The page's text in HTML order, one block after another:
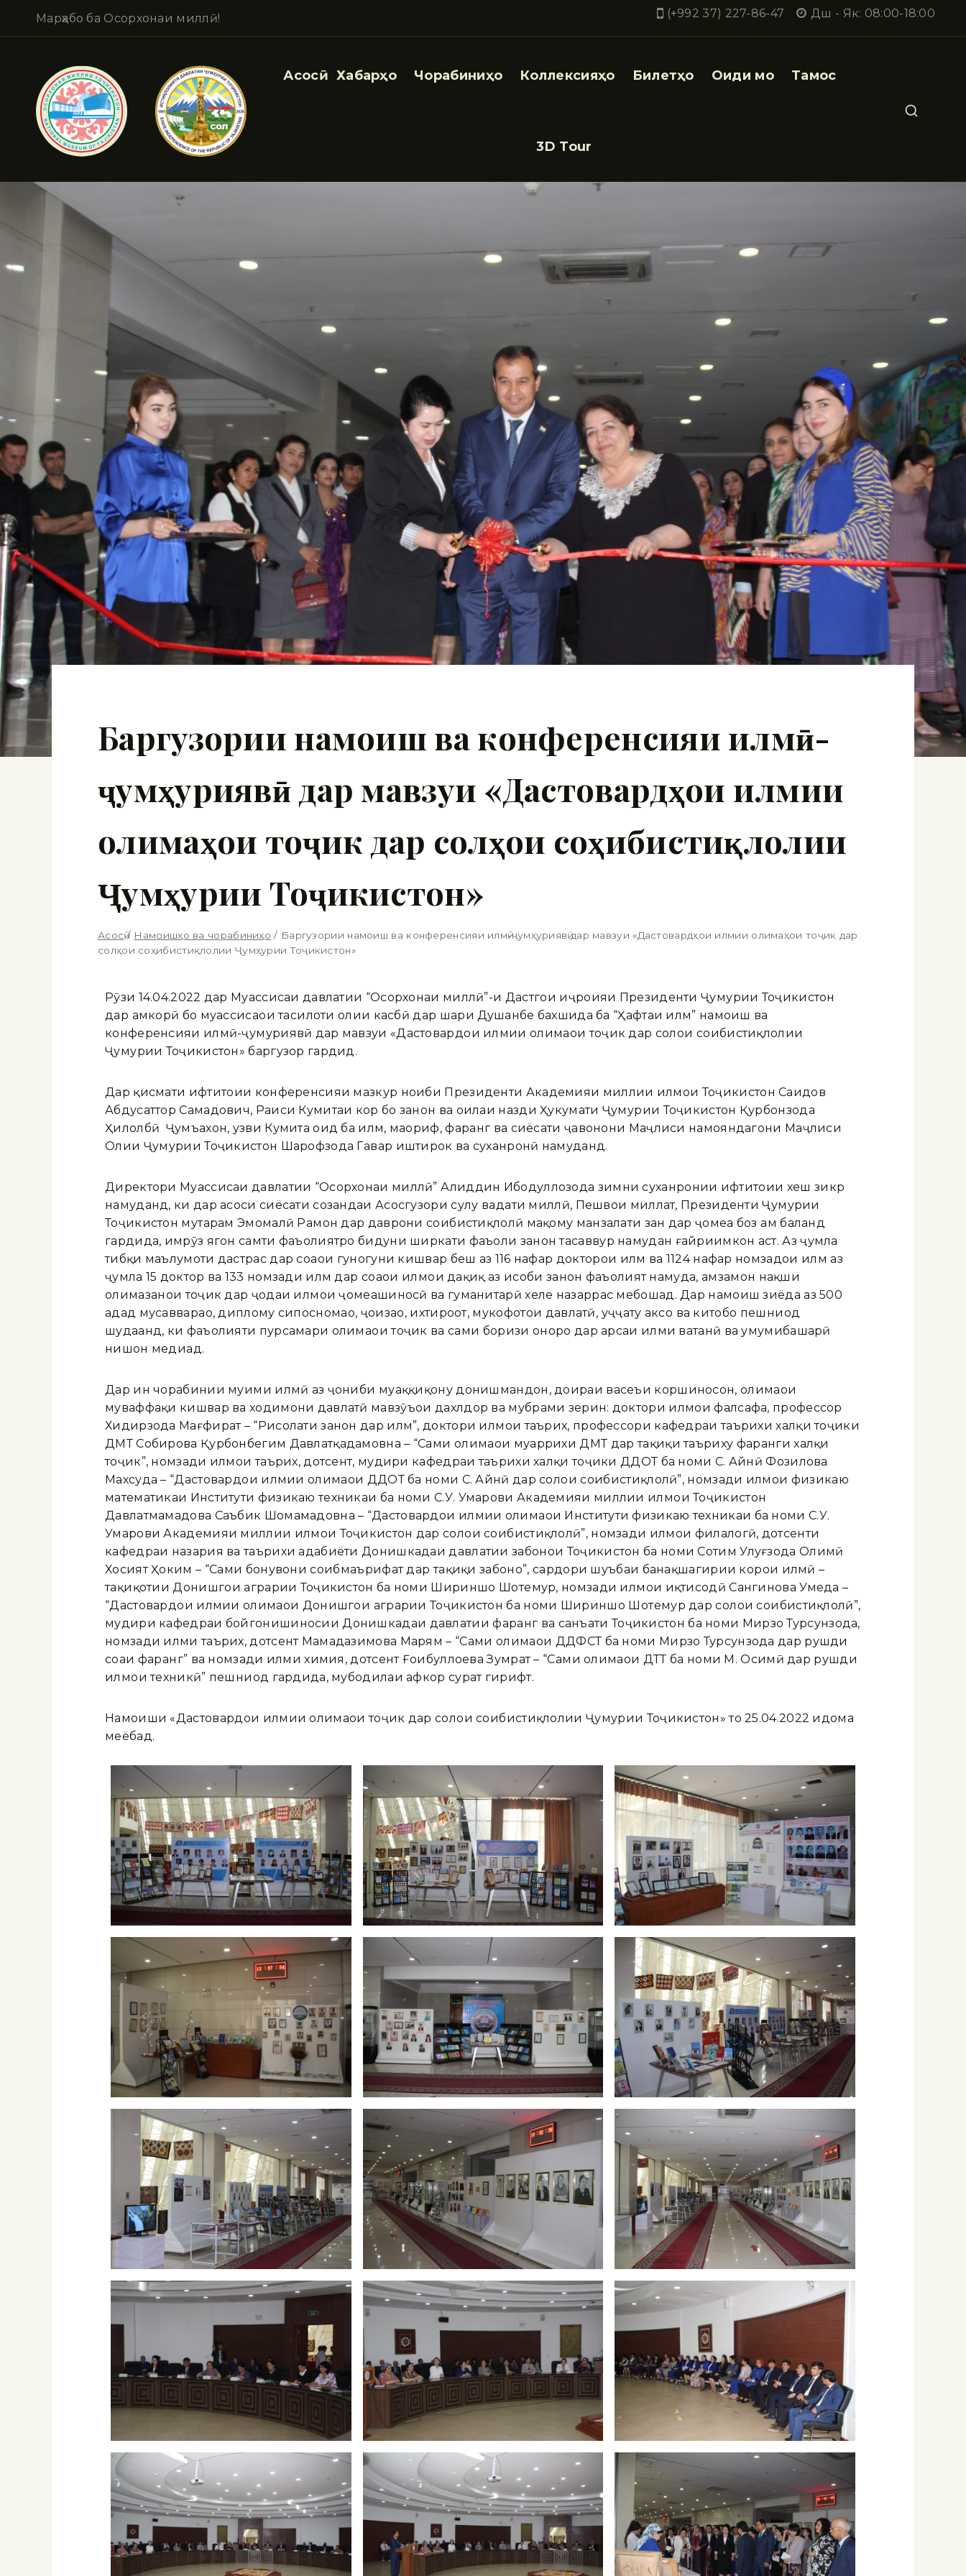
Марҳабо ба Осорхонаи миллӣ! (+992 37) 227-86-47 Дш - Як: 08:00-18:00
Асосӣ Хабарҳо Чорабиниҳо Коллексияҳо Билетҳо Оиди мо Тамос
3D Tour
Баргузории намоиш ва конференсияи илмӣ-
ҷумҳуриявӣ дар мавзуи «Дастовардҳои илмии
олимаҳои тоҷик дар солҳои соҳибистиқлолии
Ҷумҳурии Тоҷикистон»
Асосӣ / Намоишҳо ва чорабиниҳо / Баргузории намоиш ва конференсияи илмӣ-ҷумҳуриявӣ дар мавзуи «Дастовардҳои илмии олимаҳои тоҷик дар
солҳои соҳибистиқлолии Ҷумҳурии Тоҷикистон»
Рӯзи 14.04.2022 дар Муассисаи давлатии “Осорхонаи миллӣ”-и Дастгоҳи иҷроияи Президенти Ҷумҳурии Тоҷикистон
дар ҳамкорӣ бо муассисаҳои таҳсилоти олии касбӣ дар шаҳри Душанбе бахшида ба “Ҳафтаи илм” намоиш ва
конференсияи илмӣ-ҷумҳуриявӣ дар мавзуи «Дастовардҳои илмии олимаҳои тоҷик дар солҳои соҳибистиқлолии
Ҷумҳурии Тоҷикистон» баргузор гардид.
Дар қисмати ифтитоҳии конференсияи мазкур ноиби Президенти Академияи миллии илмҳои Тоҷикистон Саидов
Абдусаттор Самадович, Раиси Кумитаи кор бо занон ва оилаи назди Ҳукумати Ҷумҳурии Тоҷикистон Қурбонзода
Ҳилолбӣ Ҷумъахон, узви Кумита оид ба илм, маориф, фарҳанг ва сиёсати ҷавонони Маҷлиси намояндагони Маҷлиси
Олии Ҷумҳурии Тоҷикистон Шарофзода Гавҳар иштирок ва суханронӣ намуданд.
Директори Муассисаи давлатии “Осорхонаи миллӣ” Аҳлиддин Ибодуллозода зимни суханронии ифтитоҳии хеш зикр
намуданд, ки дар асоси сиёсати созандаи Асосгузори сулҳу ваҳдати миллӣ, Пешвои миллат, Президенти Ҷумҳурии
Тоҷикистон муҳтарам Эмомалӣ Раҳмон дар даврони соҳибистиқлолӣ мақому манзалати зан дар ҷомеа боз ҳам баланд
гардида, имрӯз ягон самти фаъолиятро бидуни ширкати фаъоли занон тасаввур намудан ғайриимкон аст. Аз ҷумла
тибқи маълумоти дастрас дар соҳаҳои гуногуни кишвар беш аз 116 нафар докторҳои илм ва 1124 нафар номзадҳои илм аз
ҷумла 15 доктор ва 133 номзади илм дар соҳаҳои илмҳои дақиқ аз ҳисоби занон фаъолият намуда, ҳамзамон нақши
олимазанҳои тоҷик дар ҷодаи илмҳои ҷомеашиносӣ ва гуманитарӣ хеле назаррас мебошад. Дар намоиш зиёда аз 500
адад мусаввараҳо, диплому сипосномаҳо, ҷоизаҳо, ихтироот, мукофотҳои давлатӣ, ҳуҷҷату аксҳо ва китобҳо пешниҳод
шудаанд, ки фаъолияти пурсамари олимаҳои тоҷик ва саҳми боризи онҳоро дар арсаи илми ватанӣ ва умумибашарӣ
нишон медиҳад.
Дар ин чорабинии муҳими илмӣ аз ҷониби муҳаққиқону донишмандон, доираи васеъи коршиносон, олимаҳои
муваффақи кишвар ва ходимони давлатӣ мавзӯъҳои дахлдор ва мубрами зерин: доктори илмҳои фалсафа, профессор
Хидирзода Мағфират – “Рисолати занон дар илм”, доктори илмҳои таърих, профессори кафедраи таърихи халқи тоҷики
ДМТ Собирова Қурбонбегим Давлатқадамовна – “Саҳми олимаҳои муаррихи ДМТ дар таҳқиқи таъриху фарҳанги халқи
тоҷик”, номзади илмҳои таърих, дотсент, мудири кафедраи таърихи халқи тоҷики ДДОТ ба номи С. Айнӣ Фозилова
Махсуда – “Дастовардҳои илмии олимаҳои ДДОТ ба номи С. Айнӣ дар солҳои соҳибистиқлолӣ”, номзади илмҳои физикаю
математикаи Институти физикаю техникаи ба номи С.У. Умарови Академияи миллии илмҳои Тоҷикистон
Давлатмамадова Саъбик Шомамадовна – “Дастовардҳои илмии олимаҳои Институти физикаю техникаи ба номи С.У.
Умарови Академияи миллии илмҳои Тоҷикистон дар солҳои соҳибистиқлолӣ”, номзади илмҳои филалогӣ, дотсенти
кафедраи назария ва таърихи адабиёти Донишкадаи давлатии забонҳои Тоҷикистон ба номи Сотим Улуғзода Олимӣ
Хосият Ҳоким – “Саҳми бонувони соҳибмаърифат дар таҳқиқи забонҳо”, сардори шуъбаи банақшагирии корҳои илмӣ –
таҳқиқотии Донишгоҳи аграрии Тоҷикистон ба номи Шириншоҳ Шоҳтемур, номзади илмҳои иқтисодӣ Сангинова Умеда –
“Дастовардҳои илмии олимаҳои Донишгоҳи аграрии Тоҷикистон ба номи Шириншоҳ Шоҳтемур дар солҳои соҳибистиқлолӣ”,
мудири кафедраи бойгонишиносии Донишкадаи давлатии фарҳанг ва санъати Тоҷикистон ба номи Мирзо Турсунзода,
номзади илми таърих, дотсент Мамадазимова Марям – “Саҳми олимаҳои ДДФСТ ба номи Мирзо Турсунзода дар рушди
соҳаи фарҳанг” ва номзади илми химия, дотсент Ғоибуллоева Зумрат – “Саҳми олимаҳои ДТТ ба номи М. Осимӣ дар рушди
илмҳои техникӣ” пешниҳод гардида, мубодилаи афкор сурат гирифт.
Намоиши «Дастовардҳои илмии олимаҳои тоҷик дар солҳои соҳибистиқлолии Ҷумҳурии Тоҷикистон» то 25.04.2022 идома
меёбад.